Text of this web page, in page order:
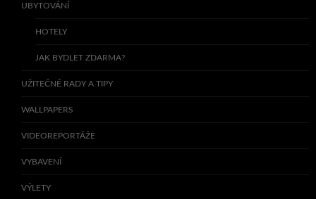
UBYTOVÁNÍ
HOTELY
JAK BYDLET ZDARMA?
UŽITEČNÉ RADY A TIPY
WALLPAPERS
VIDEOREPORTÁŽE
VYBAVENÍ
VÝLETY